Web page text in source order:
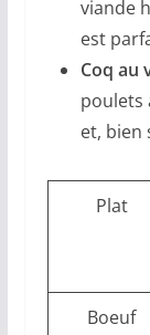
viande
est
Coq au
poulets
et, bien
Plat
Boeuf